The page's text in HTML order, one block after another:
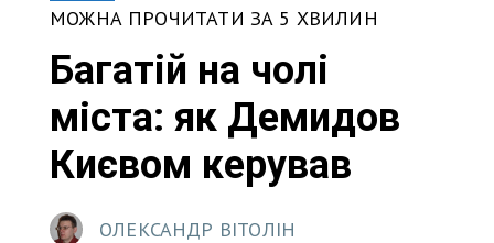
МОЖНА ПРОЧИТАТИ ЗА 5 ХВИЛИН
Багатій на чолі
міста: як Демидов
Києвом керував
ОЛЕКСАНДР ВІТОЛІН